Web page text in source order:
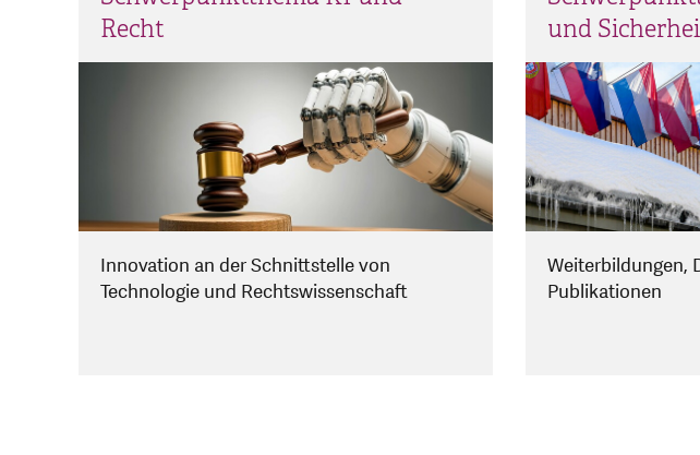
Recht
Innovation an der Schnittstelle von
Technologie und Rechtswissenschaft
und
Weiterbildungen,
Publikationen